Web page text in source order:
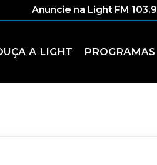
Anuncie na Light FM 103.9
A LIGHT PROGRAMAS